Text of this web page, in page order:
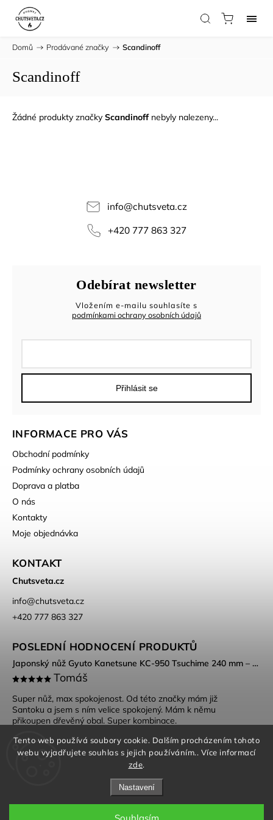
Tento web používá soubory cookie. Dalším procházením tohoto
webu vyjadřujete souhlas s jejich používáním.. Více informací
zde.
Nastavení
Domů / Prodávané značky / Scandinoff
Scandinoff
Žádné produkty značky Scandinoffnebyly nalezeny...
info@chutsveta.cz
+420 777 863 327
INFORMACE PRO VÁS
Obchodní podmínky
Podmínky ochrany osobních údajů
Doprava a platba
O nás
Kontakty
Moje objednávka
KONTAKT
Chutsveta.cz
info@chutsveta.cz
+420 777 863 327
POSLEDNÍ HODNOCENÍ PRODUKTŮ
Japonský nůž Gyuto Kanetsune KC-950 Tsuchime 240 mm – DSR-1K6 ocel, Tsuchime povrch
Tomáš
Super nůž, max spokojenost. Od této značky mám již
Santoku a jsem s ním velice spokojený. Mám k němu
přikoupen dřevěný obal. Super kombinace.
Odebírat newsletter
Vložením e-mailu souhlasíte s
podmínkami ochrany osobních údajů
Přihlásit se